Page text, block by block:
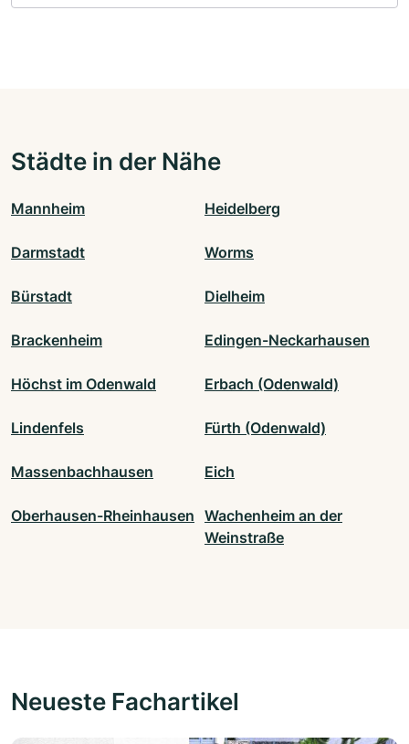
Städte in der Nähe
Mannheim Heidelberg
Darmstadt Worms
Bürstadt Dielheim
Brackenheim Edingen-Neckarhausen
Höchst im Odenwald Erbach (Odenwald)
Lindenfels Fürth (Odenwald)
Massenbachhausen Eich
Oberhausen-Rheinhausen Wachenheim an der
Weinstraße
Neueste Fachartikel